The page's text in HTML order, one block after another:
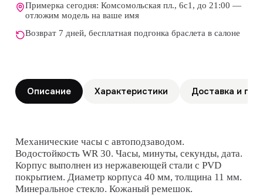
Примерка сегодня: Комсомольская пл., 6с1, до 21:00 —
отложим модель на ваше имя
Возврат 7 дней, бесплатная подгонка браслета в салоне
Описание Характеристики Доставка и
Механические часы с автоподзаводом.
Водостойкость WR 30. Часы, минуты, секунды, дата.
Корпус выполнен из нержавеющей стали с PVD
покрытием. Диаметр корпуса 40 мм, толщина 11 мм.
Минеральное стекло. Кожаный ремешок.